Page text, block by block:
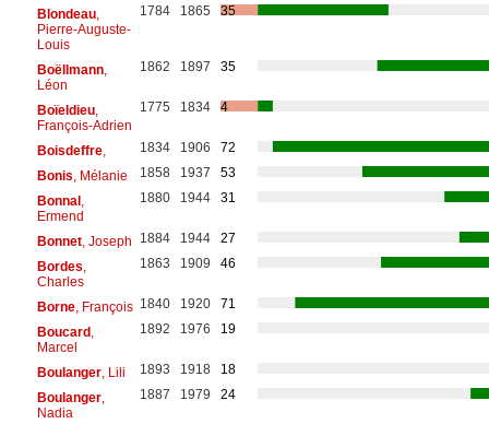
Blondeau,
Pierre-Auguste-
Louis
1784 1865 35
Boëllmann,
Léon
1862 1897 35
Boïeldieu,
François-Adrien
1775 1834 4
Boisdeffre, 1834 1906
72
Bonis , Mélanie 1858 1937
53
Bonnal,
Ermend
1880 1944 31
Bonnet, Joseph 1884 1944
27
Bordes
Charles
1863 1909 46
Borne, François 1840 1920
71
Boucard,
Marcel
1892 1976 19
Boulanger, Lili 1893 1918
18
Boulanger,
Nadia
1887 1979 24